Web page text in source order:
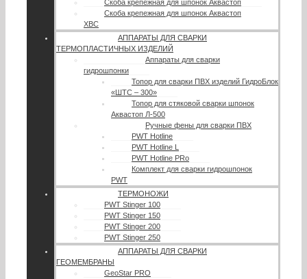
Скоба крепежная для шпонок Аквастоп
Скоба крепежная для шпонок Аквастоп
ХВС
АППАРАТЫ ДЛЯ СВАРКИ
ТЕРМОПЛАСТИЧНЫХ ИЗДЕЛИЙ
Аппараты для сварки
гидрошпонки
Топор для сварки ПВХ изделий ГидроБлок
«ШТС – 300»
Топор для стяковой сварки шпонок
Аквастоп Л-500
Ручные фены для сварки ПВХ
PWT Hotline
PWT Hotline L
PWT Hotline PRo
Комплект для сварки гидрошпонок
PWT
ТЕРМОНОЖИ
PWT Stinger 100
PWT Stinger 150
PWT Stinger 200
PWT Stinger 250
АППАРАТЫ ДЛЯ СВАРКИ
ГЕОМЕМБРАНЫ
GeoStar PRO